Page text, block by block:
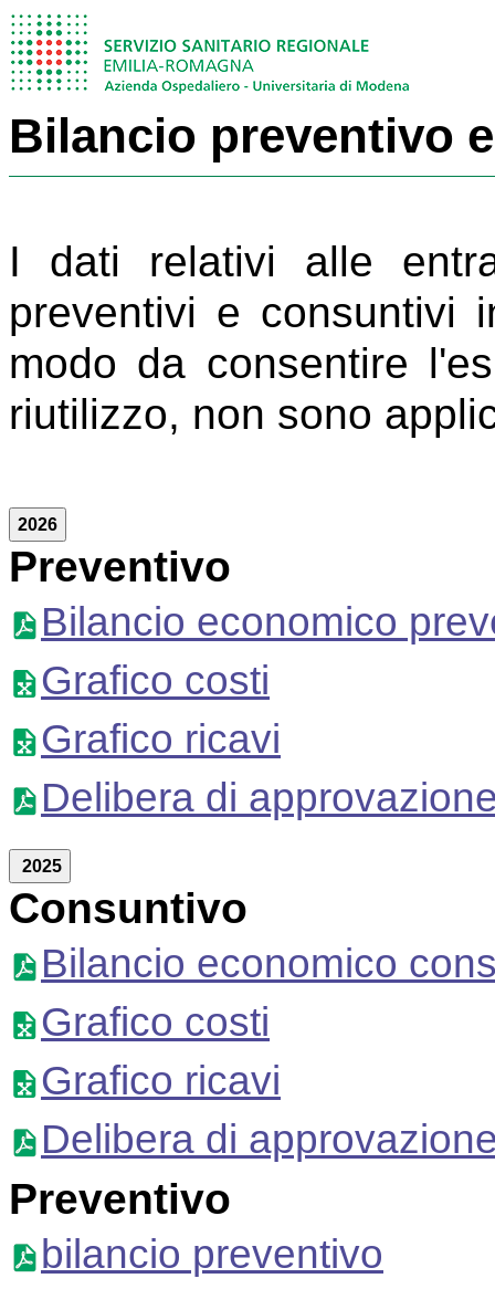
Bilancio preventivo
I dati relativi alle
preventivi e consuntivi
modo da consentire
riutilizzo, non sono
2026
Preventivo
Bilancio economico
Grafico costi
Grafico ricavi
Delibera di
2025
Consuntivo
Bilancio economico
Grafico costi
Grafico ricavi
Delibera di
Preventivo
bilancio preventivo